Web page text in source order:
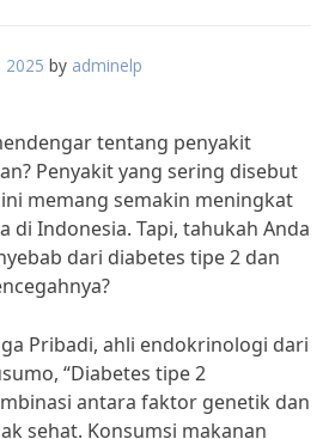
2025 by adminelp
tentang penyakit
Penyakit yang sering disebut
memang semakin meningkat
di Indonesia. Tapi, tahukah Anda
dari diabetes tipe 2 dan
Pribadi, ahli endokrinologi dari
“Diabetes tipe 2
antara faktor genetik dan
sehat. Konsumsi makanan